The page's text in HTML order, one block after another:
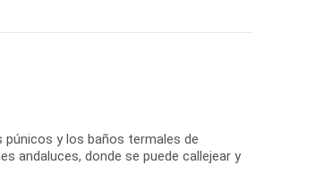
y los baños termales de
andaluces, donde se puede callejear y